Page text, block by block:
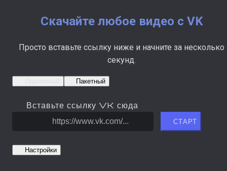
Скачайте любое видео с VK
Просто вставьте ссылку ниже и начните за несколько
секунд.
Пакетный
Вставьте ссылку VK сюда
СТАРТ
Настройки